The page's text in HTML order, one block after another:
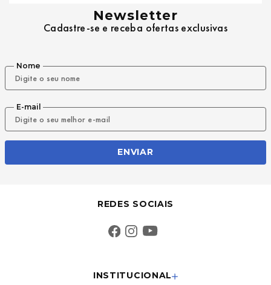
Newsletter
Cadastre-se e receba ofertas exclusivas
Nome
E-mail
ENVIAR
REDES SOCIAIS
INSTITUCIONAL